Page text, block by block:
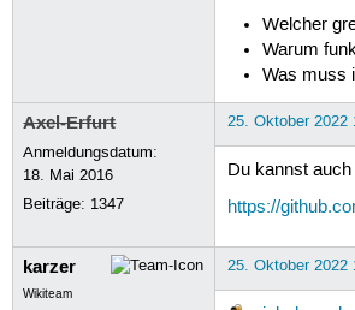
Welcher
Warum
Was muss
Axel-Erfurt
Anmeldungsdatum:
18. Mai 2016
Beiträge: 1347
25. Oktober 2022
Du kannst
https://
karzer
Wikiteam
25. Oktober 2022